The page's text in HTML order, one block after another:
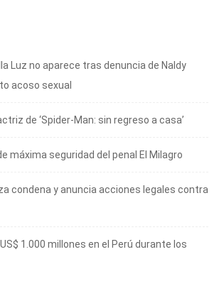
Luz no aparece tras denuncia de Naldy
acoso sexual
de ‘Spider-Man: sin regreso a casa’
máxima seguridad del penal El Milagro
condena y anuncia acciones legales contra
1.000 millones en el Perú durante los